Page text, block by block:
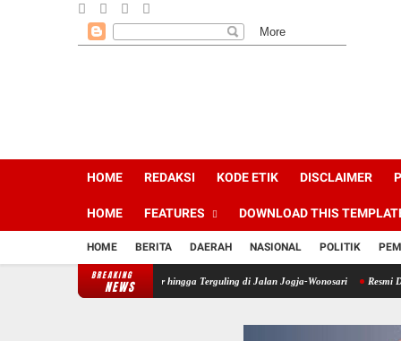
HOME REDAKSI KODE ETIK DISCLAIMER
HOME FEATURES DOWNLOAD THIS
HOME BERITA DAERAH NASIONAL POLITIK
BREAKING
NEWS
Hantam Truk Canter hingga Terguling di Jalan Jogja-Wonosari Resmi Dilantik